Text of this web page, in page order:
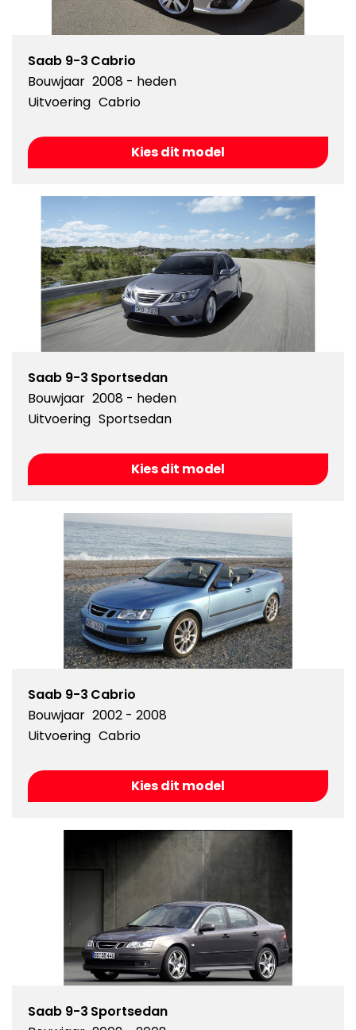
Saab 9-3 Cabrio
Bouwjaar 2008 - heden
Uitvoering Cabrio
Kies dit model
Saab 9-3 Sportsedan
Bouwjaar 2008 - heden
Uitvoering Sportsedan
Kies dit model
Saab 9-3 Cabrio
Bouwjaar 2002 - 2008
Uitvoering Cabrio
Kies dit model
Saab 9-3 Sportsedan